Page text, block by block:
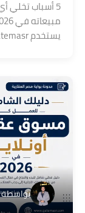
يستخدم Gatemasr لزيادة مبيعاته في 2026.
بواسطة